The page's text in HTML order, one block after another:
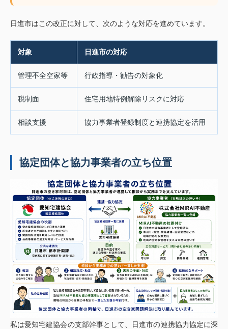
日進市はこの改正に対して、次のような対応を進めています。
対象 日進市の対応
管理不全空家等 行政指導・勧告の対象化
税制面 住宅用地特例解除リスクに対応
相談支援 協力事業者登録制度と連携協定を活用
協定団体と協力事業者の立ち位置
私は愛知宅建協会の支部幹事として、日進市の連携協力協定に深